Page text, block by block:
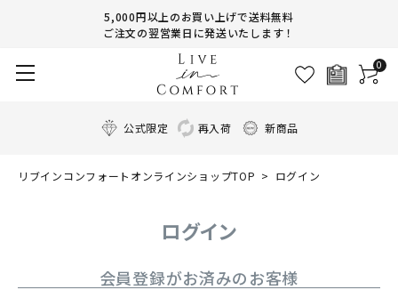
5,000円以上のお買い上げで送料無料
ご注文の翌営業日に発送いたします！
0
公式限定 再入荷 新商品
リブインコンフォートオンラインショップTOP ログイン
ログイン
会員登録がお済みのお客様